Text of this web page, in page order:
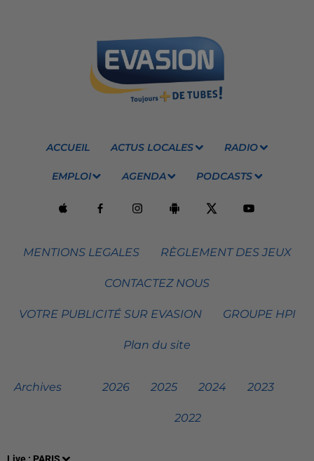
ACCUEIL ACTUS LOCALES RADIO
EMPLOI AGENDA PODCASTS
MENTIONS LEGALES RÈGLEMENT DES JEUX
CONTACTEZ NOUS
VOTRE PUBLICITÉ SUR EVASION GROUPE HPI
Plan du site
Archives 2026 2025 2024 2023
2022